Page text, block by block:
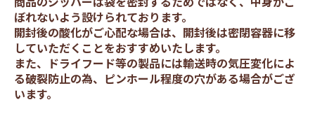
ぼれないよう設けられております。
開封後の酸化がご心配な場合は、開封後は密閉容器に移
していただくことをおすすめいたします。
また、ドライフード等の製品には輸送時の気圧変化によ
る破裂防止の為、ピンホール程度の穴がある場合がござ
います。